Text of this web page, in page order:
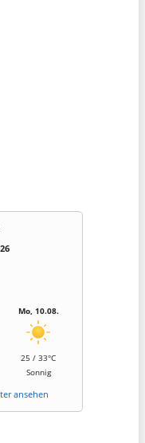
Mo, 10.08.
25 / 33°C
Sonnig
ansehen